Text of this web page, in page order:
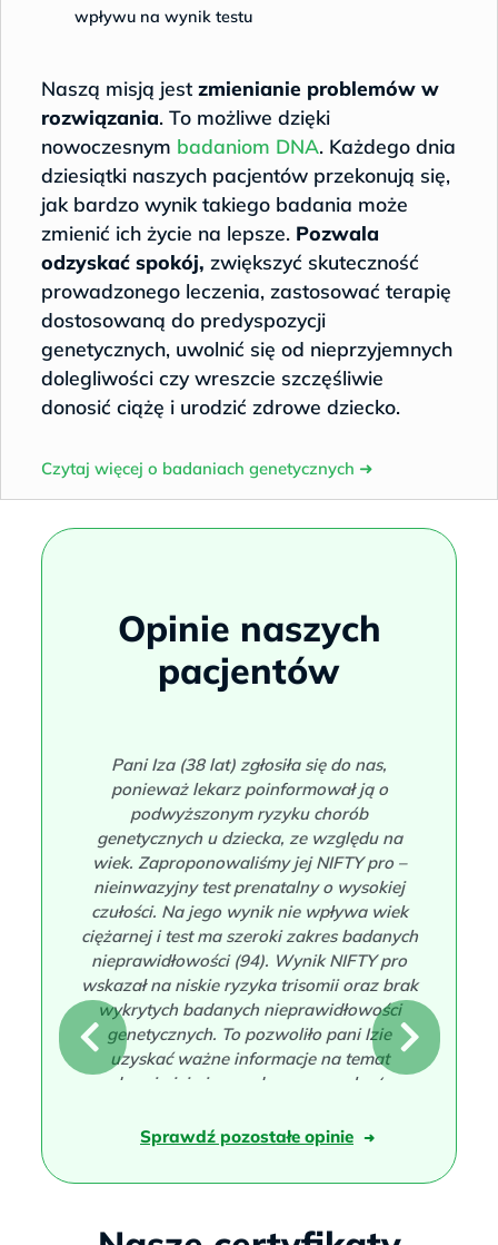
wpływu na wynik testu
Naszą misją jest zmienianie problemów w
rozwiązania. To możliwe dzięki
nowoczesnym badaniom DNA. Każdego dnia
dziesiątki naszych pacjentów przekonują się,
jak bardzo wynik takiego badania może
zmienić ich życie na lepsze. Pozwala
odzyskać spokój, zwiększyć skuteczność
prowadzonego leczenia, zastosować terapię
dostosowaną do predyspozycji
genetycznych, uwolnić się od nieprzyjemnych
dolegliwości czy wreszcie szczęśliwie
donosić ciążę i urodzić zdrowe dziecko.
Czytaj więcej o badaniach genetycznych ➜
Opinie
Pani Iza (38 lat) zgłosiła się do nas,
ponieważ lekarz poinformował ją o
podwyższonym ryzyku chorób
genetycznych u dziecka, ze względu na
wiek. Zaproponowaliśmy jej NIFTY pro –
nieinwazyjny test prenatalny o wysokiej
czułości. Na jego wynik nie wpływa wiek
ciężarnej i test ma szeroki zakres badanych
nieprawidłowości (94). Wynik NIFTY pro
wskazał na niskie ryzyka trisomii oraz brak
wykrytych badanych nieprawidłowości
genetycznych. To pozwoliło pani Izie
uzyskać ważne informacje na temat
zdrowia jej nienarodzonego synka (w
Taki wynik nie wymagał potwierdzenia
zdecydowała się na amniopunkcję.
Sprawdź pozostałe opinie ➜
P
N